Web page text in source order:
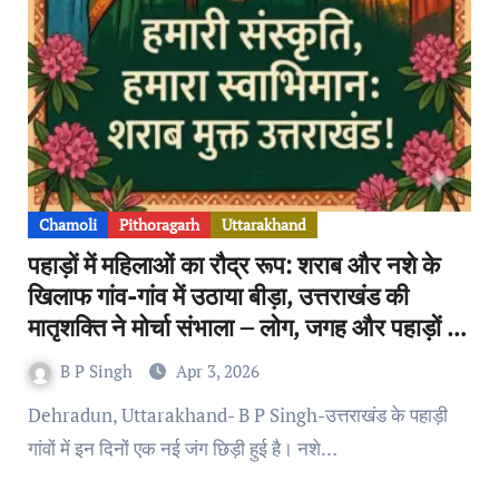
Chamoli Pithoragarh Uttarakhand
पहाड़ों में महिलाओं का रौद्र रूप: शराब और नशे के
खिलाफ गांव-गांव में उठाया बीड़ा, उत्तराखंड की
मातृशक्ति ने मोर्चा संभाला – लोग, जगह और पहाड़ों के
लिए खड़ी महिलाएं आज भी आशा की किरण
B P Singh Apr 3, 2026
Dehradun, Uttarakhand- B P Singh-उत्तराखंड के पहाड़ी
गांवों में इन दिनों एक नई जंग छिड़ी हुई है। नशे…